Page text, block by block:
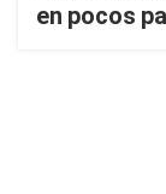
en pocos